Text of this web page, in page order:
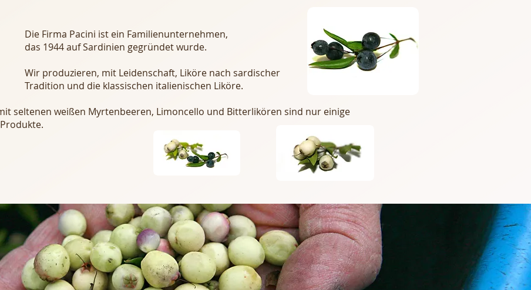
ist ein Familienunternehmen,
gegründet wurde.
Leidenschaft, Liköre nach sardischer
klassischen italienischen Liköre.
seltenen weißen Myrtenbeeren, Limoncello und Bitterlikören sind nur einige